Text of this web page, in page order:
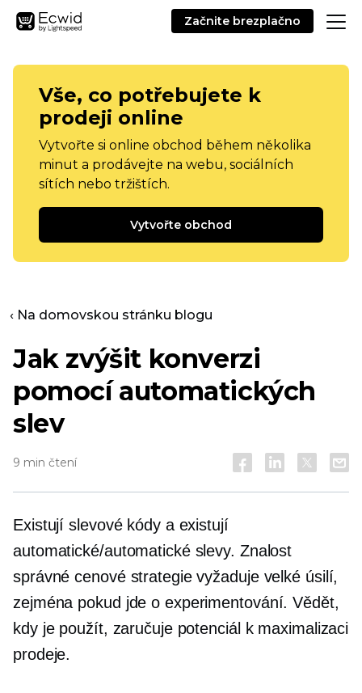
Začnite brezplačno
Vše, co potřebujete k
prodeji online
Vytvořte si online obchod během několika
minut a prodávejte na webu, sociálních
sítích nebo tržištích.
Vytvořte obchod
‹ Na domovskou stránku blogu
Jak zvýšit konverzi
pomocí automatických
slev
9 min čtení
Existují slevové kódy a existují
automatické/automatické slevy. Znalost
správné cenové strategie vyžaduje velké úsilí,
zejména pokud jde o experimentování. Vědět,
kdy je použít, zaručuje potenciál k maximalizaci
prodeje.